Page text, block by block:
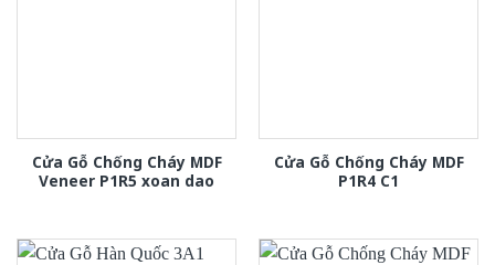
Cửa Gỗ Chống Cháy MDF
Veneer P1R5 xoan dao
Cửa Gỗ Chống Cháy MDF
P1R4 C1